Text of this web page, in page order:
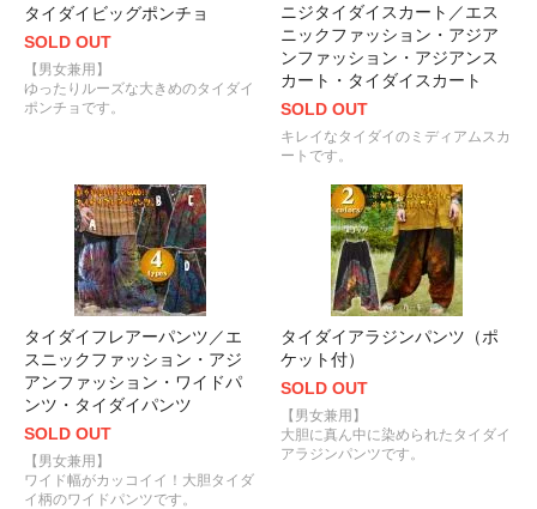
タイダイビッグポンチョ
SOLD OUT
【男女兼用】
ゆったりルーズな大きめのタイダイ
ポンチョです。
ニジタイダイスカート／エス
ニックファッション・アジア
ンファッション・アジアンス
カート・タイダイスカート
SOLD OUT
キレイなタイダイのミディアムスカ
ートです。
タイダイフレアーパンツ／エ
スニックファッション・アジ
アンファッション・ワイドパ
ンツ・タイダイパンツ
SOLD OUT
【男女兼用】
ワイド幅がカッコイイ！大胆タイダ
イ柄のワイドパンツです。
タイダイアラジンパンツ（ポ
ケット付）
SOLD OUT
【男女兼用】
大胆に真ん中に染められたタイダイ
アラジンパンツです。